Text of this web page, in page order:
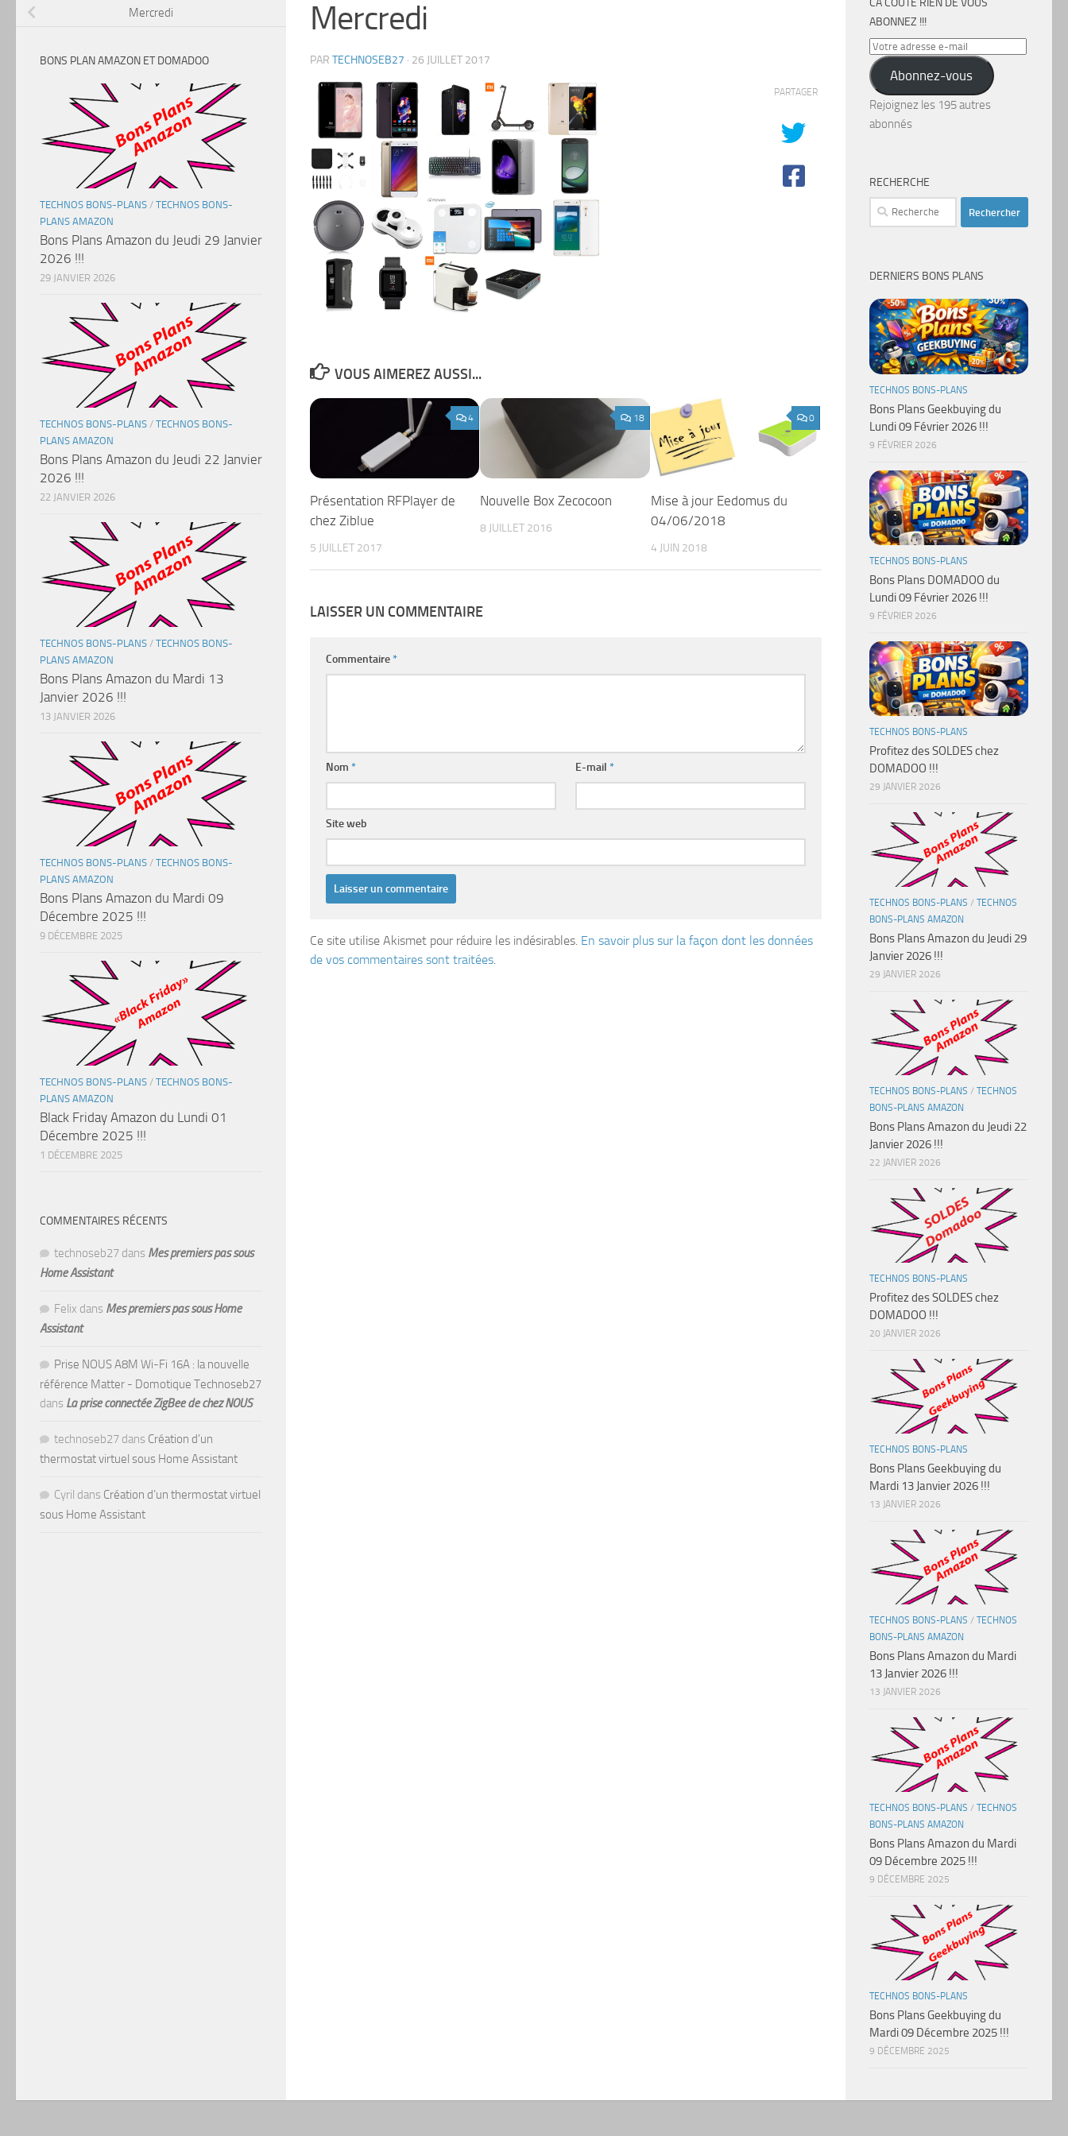
Mercredi
PAR TECHNOSEB27 · 26 JUILLET 2017
PARTAGER
VOUS AIMEREZ AUSSI...
4
Présentation RFPlayer de
chez Ziblue
5 JUILLET 2017
18
Nouvelle Box Zecocoon
8 JUILLET 2016
0
Mise à jour Eedomus du
04/06/2018
4 JUIN 2018
LAISSER UN COMMENTAIRE
Commentaire*
Nom * E-mail*
Site web
Ce site utilise Akismet pour réduire les indésirables. En savoir plus sur la façon dont les données
de vos commentaires sont traitées
Mercredi
BONS PLAN AMAZON ET DOMADOO
TECHNOS BONS-PLANS / TECHNOS BONS-
PLANS AMAZON
Bons Plans Amazon du Jeudi 29 Janvier
2026 !!!
29 JANVIER 2026
TECHNOS BONS-PLANS / TECHNOS BONS-
PLANS AMAZON
Bons Plans Amazon du Jeudi 22 Janvier
2026 !!!
22 JANVIER 2026
TECHNOS BONS-PLANS / TECHNOS BONS-
PLANS AMAZON
Bons Plans Amazon du Mardi 13
Janvier 2026 !!!
13 JANVIER 2026
TECHNOS BONS-PLANS / TECHNOS BONS-
PLANS AMAZON
Bons Plans Amazon du Mardi 09
Décembre 2025 !!!
9 DÉCEMBRE 2025
TECHNOS BONS-PLANS / TECHNOS BONS-
PLANS AMAZON
Black Friday Amazon du Lundi 01
Décembre 2025 !!!
1 DÉCEMBRE 2025
COMMENTAIRES RÉCENTS
technoseb27 dans Mes premiers pas sous
Home Assistant
Felix dans Mes premiers pas sous Home
Assistant
Prise NOUS A8M Wi-Fi 16A : la nouvelle
référence Matter - Domotique Technoseb27
dans La prise connectée ZigBee de chez NOUS
technoseb27 dans Création d’un
thermostat virtuel sous Home Assistant
Cyril dans Création d’un thermostat virtuel
sous Home Assistant
CA COÛTE RIEN DE VOUS
ABONNEZ !!!
Votre
adresse
e-
mail
Abonnez-vous
Rejoignez les 195 autres
abonnés
RECHERCHE
Rechercher :
DERNIERS BONS PLANS
TECHNOS BONS-PLANS
Bons Plans Geekbuying du
Lundi 09 Février 2026 !!!
9 FÉVRIER 2026
TECHNOS BONS-PLANS
Bons Plans DOMADOO du
Lundi 09 Février 2026 !!!
9 FÉVRIER 2026
TECHNOS BONS-PLANS
Profitez des SOLDES chez
DOMADOO !!!
29 JANVIER 2026
TECHNOS BONS-PLANS / TECHNOS
BONS-PLANS AMAZON
Bons Plans Amazon du Jeudi 29
Janvier 2026 !!!
29 JANVIER 2026
TECHNOS BONS-PLANS / TECHNOS
BONS-PLANS AMAZON
Bons Plans Amazon du Jeudi 22
Janvier 2026 !!!
22 JANVIER 2026
TECHNOS BONS-PLANS
Profitez des SOLDES chez
DOMADOO !!!
20 JANVIER 2026
TECHNOS BONS-PLANS
Bons Plans Geekbuying du
Mardi 13 Janvier 2026 !!!
13 JANVIER 2026
TECHNOS BONS-PLANS / TECHNOS
BONS-PLANS AMAZON
Bons Plans Amazon du Mardi
13 Janvier 2026 !!!
13 JANVIER 2026
TECHNOS BONS-PLANS / TECHNOS
BONS-PLANS AMAZON
Bons Plans Amazon du Mardi
09 Décembre 2025 !!!
9 DÉCEMBRE 2025
TECHNOS BONS-PLANS
Bons Plans Geekbuying du
Mardi 09 Décembre 2025 !!!
9 DÉCEMBRE 2025